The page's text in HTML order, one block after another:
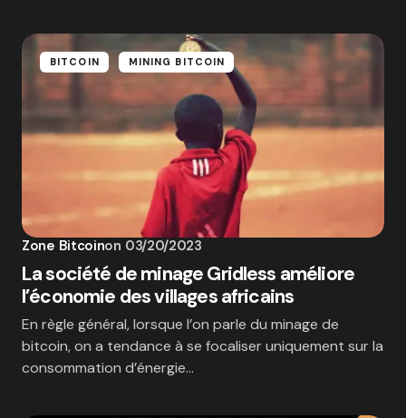
BITCOIN MINING BITCOIN
Zone Bitcoinon 03/20/2023
La société de minage Gridless améliore
l’économie des villages africains
En règle général, lorsque l’on parle du minage de
bitcoin, on a tendance à se focaliser uniquement sur la
consommation d’énergie…